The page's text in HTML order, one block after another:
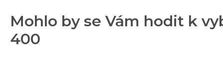
Mohlo by se Vám hodit k
400